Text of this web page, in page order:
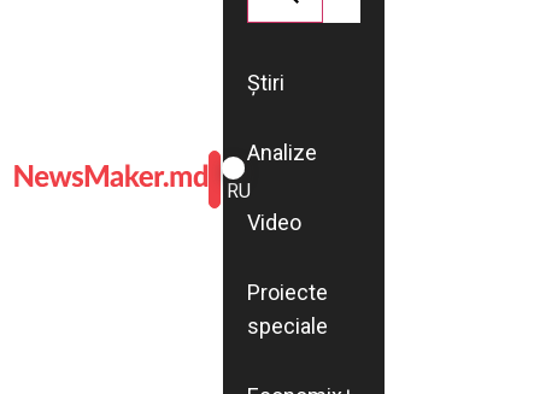
ROMÂNĂ
RU
Știri
Analize
Video
Proiecte
speciale